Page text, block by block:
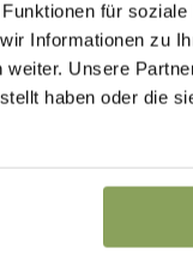
für
Informationen zu
Unsere
haben oder die